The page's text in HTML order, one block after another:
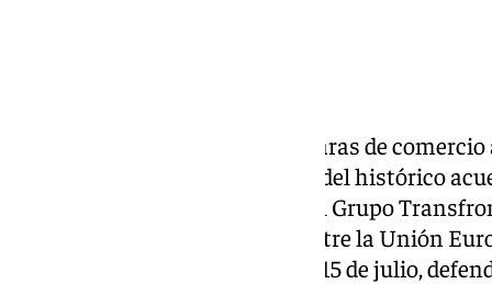
Empresarios, sindicatos y cámaras de
por hecho que la letra pequeña del histórico
complicaciones. No obstante, el Grupo
exigir que el tratado suscrito entre la Unión
vigor de forma provisional este 15 de julio,